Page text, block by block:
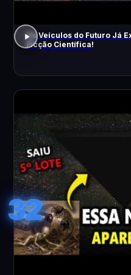
Os Veículos do Futuro Já
Ficção Científica!
32